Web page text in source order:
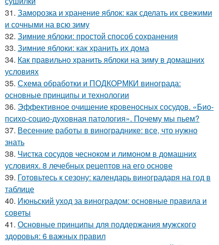
31. Заморозка и хранение яблок: как сделать их свежими
и сочными на всю зиму
32. Зимние яблоки: простой способ сохранения
33. Зимние яблоки: как хранить их дома
34. Как правильно хранить яблоки на зиму в домашних
условиях
35. Схема обработки и ПОДКОРМКИ винограда:
основные принципы и технологии
36. Эффективное очищение кровеносных сосудов. «Био-
психо-социо-духовная патология». Почему мы пьем?
37. Весенние работы в винограднике: все, что нужно
знать
38. Чистка сосудов чесноком и лимоном в домашних
условиях. 8 лечебных рецептов на его основе
39. Готовьтесь к сезону: календарь виноградаря на год в
таблице
40. Июньский уход за виноградом: основные правила и
советы
41. Основные принципы для поддержания мужского
здоровья: 6 важных правил